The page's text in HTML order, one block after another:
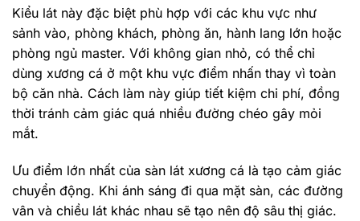
Kiểu lát này đặc biệt phù hợp với các khu vực như
sảnh vào, phòng khách, phòng ăn, hành lang lớn hoặc
phòng ngủ master. Với không gian nhỏ, có thể chỉ
dùng xương cá ở một khu vực điểm nhấn thay vì toàn
bộ căn nhà. Cách làm này giúp tiết kiệm chi phí, đồng
thời tránh cảm giác quá nhiều đường chéo gây mỏi
mắt.
Ưu điểm lớn nhất của sàn lát xương cá là tạo cảm giác
chuyển động. Khi ánh sáng đi qua mặt sàn, các đường
vân và chiều lát khác nhau sẽ tạo nên độ sâu thị giác.